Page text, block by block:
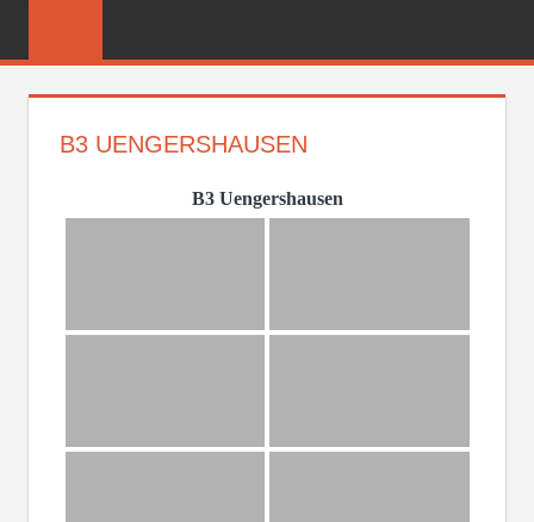
FEUERWEHR
B3 UENGERSHAUSEN
B3 Uengershausen